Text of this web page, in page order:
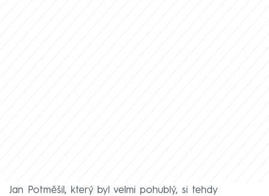
Jan Potměšil, který byl velmi pohublý, si tehdy